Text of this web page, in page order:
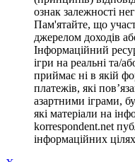
ознак залежності
Пам'ятайте, що
джерелом доходів
Інформаційний
ігри на реальні та/
приймає ні в якій
платежів, які
азартними іграми,
які матеріали на
korrespondent.net
інформаційних